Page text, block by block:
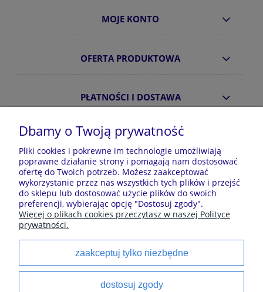
MOJE KONTO
OFERTA PRODUKTOWA
PŁATNOŚCI I DOSTAWA
INFORMACJE
O NAS
Sklep z piżamami Kraina Piżam | Plac Zwycięstwa 7, 28-
100 Busko-Zdrój | E-mail: krainapizam@gmail.com | Tel.
602 809 945 | NIP: 6551814701 | REGON: 528344498
Polecane kategorie
Dbamy o Twoją prywatność
Pliki cookies i pokrewne im technologie umożliwiają
poprawne działanie strony i pomagają nam dostosować
ofertę do Twoich potrzeb. Możesz zaakceptować
wykorzystanie przez nas wszystkich tych plików i przejść
do sklepu lub dostosować użycie plików do swoich
preferencji, wybierając opcję "Dostosuj zgody".
Więcej o plikach cookies przeczytasz w naszej Polityce
prywatności.
zaakceptuj tylko niezbędne
dostosuj zgody